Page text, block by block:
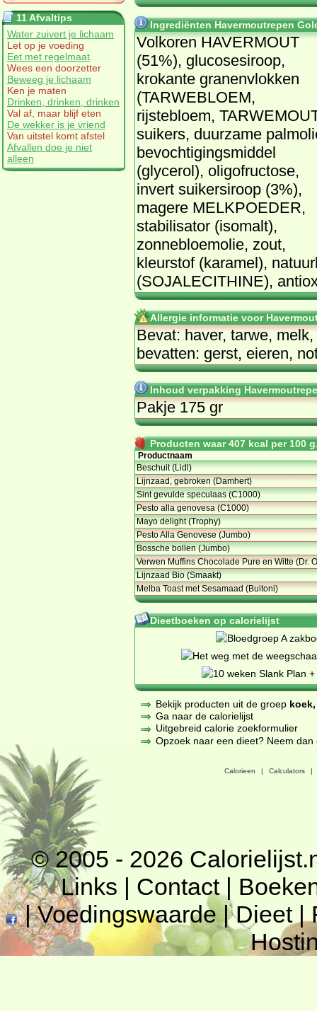
11 Afvaltips
Water zuivert je lichaam
Let op je voeding
Eet met regelmaat
Wees een doorzetter
Beweeg je lichaam
Ken je maten
Drinken, drinken, drinken
Val af, maar blijf eten
De wekker is je vriend
Van uitstel komt afstel
Afvallen doe je niet
alleen
Ingrediënten Havermoutrepen
Volkoren HAVERMOUT
(51%), glucosesiroop,
krokante granenvlokken
(TARWEBLOEM,
rijstebloem,
suikers, duurzame
bevochtigingsmiddel
(glycerol), oligofructose,
invert suikersiroop (3%),
magere MELKPOEDER,
stabilisator (isomalt),
zonnebloemolie, zout,
kleurstof (karamel),
(SOJALECITHINE),
Allergie informatie voor
Bevat: haver, tarwe,
bevatten: gerst, eieren,
Inhoud verpakking
Pakje 175 gr
Producten waar 407 kcal per 100
Productnaam
Beschuit (Lidl)
Lijnzaad, gebroken (Damhert)
Sint gevulde speculaas (C1000)
Pesto alla genovesa (C1000)
Mayo delight (Trophy)
Pesto Alla Genovese (Jumbo)
Bossche bollen (Jumbo)
Verwen Muffins Chocolade Pure en Witte (Dr.
Lijnzaad Bio (Smaakt)
Melba Toast met Sesamaad (Buitoni)
Dieetboeken op calorielijst
Bekijk producten uit de groep
Ga naar de calorielijst
Uitgebreid calorie zoekformulier
Opzoek naar een dieet? Neem
Calorieen | Calculators |
© 2005 - 2026
Links | Contact|
|Voedingswaarde|Dieet|